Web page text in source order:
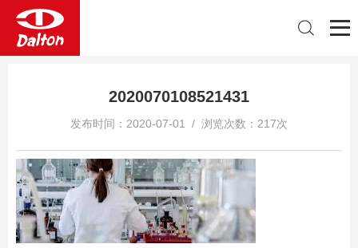
2020070108521431
发布时间：2020-07-01 / 浏览次数：217次